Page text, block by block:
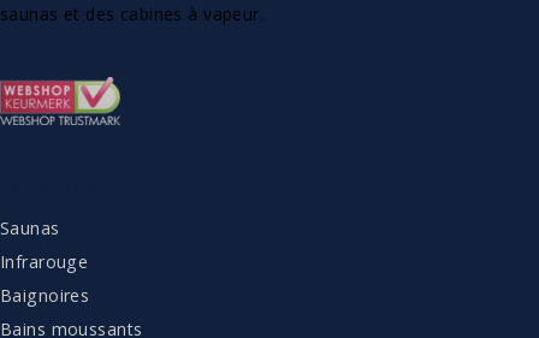
saunas et des cabines à vapeur.
Saunas
Infrarouge
Baignoires
Bains moussants